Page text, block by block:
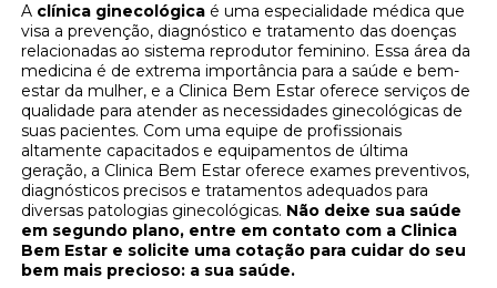
A clínica ginecológica é uma especialidade médica que
visa a prevenção, diagnóstico e tratamento das doenças
relacionadas ao sistema reprodutor feminino. Essa área da
medicina é de extrema importância para a saúde e bem-
estar da mulher, e a Clinica Bem Estar oferece serviços de
qualidade para atender as necessidades ginecológicas de
suas pacientes. Com uma equipe de profissionais
altamente capacitados e equipamentos de última
geração, a Clinica Bem Estar oferece exames preventivos,
diagnósticos precisos e tratamentos adequados para
diversas patologias ginecológicas. Não deixe sua saúde
em segundo plano, entre em contato com a Clinica
Bem Estar e solicite uma cotação para cuidar do seu
bem mais precioso: a sua saúde.